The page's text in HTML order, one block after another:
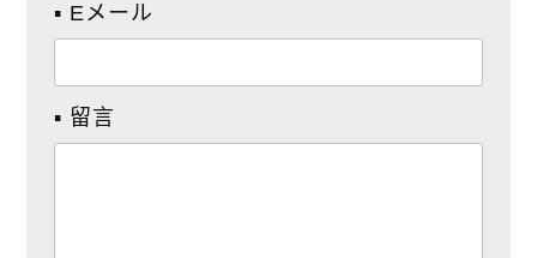
▪ Eメール
▪ 留言